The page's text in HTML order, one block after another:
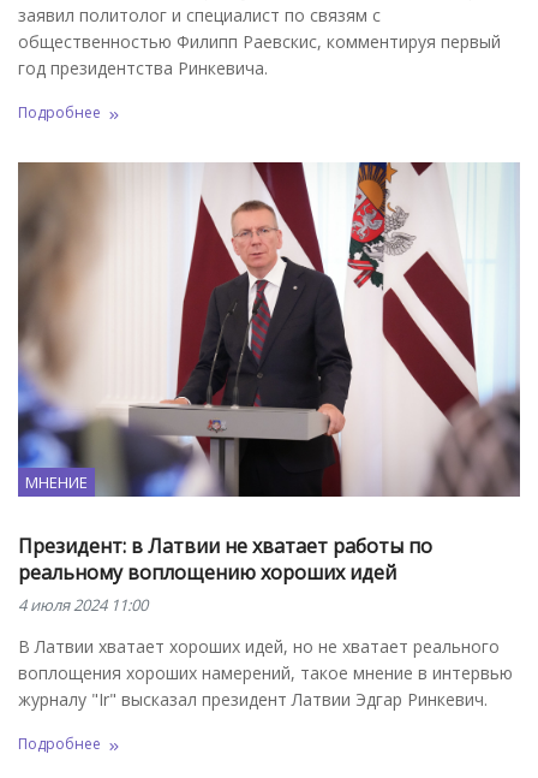
заявил политолог и специалист по связям с
общественностью Филипп Раевскис, комментируя первый
год президентства Ринкевича.
Подробнее
МНЕНИЕ
Президент: в Латвии не хватает работы по
реальному воплощению хороших идей
4 июля 2024 11:00
В Латвии хватает хороших идей, но не хватает реального
воплощения хороших намерений, такое мнение в интервью
журналу "Ir" высказал президент Латвии Эдгар Ринкевич.
Подробнее